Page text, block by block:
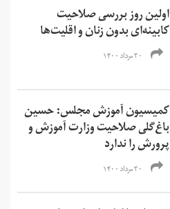
اولین روز بررسی صلاحیت
کابینه‌ای بدون زنان و اقلیت‌ها
۳۰ مرداد ۱۴۰۰
کمیسیون آموزش مجلس: حسین
باغ‌گلی صلاحیت وزارت آموزش و
پرورش را ندارد
۳۰ مرداد ۱۴۰۰